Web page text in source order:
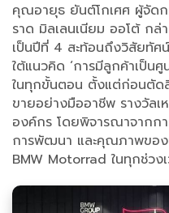
คุณอายุธ ยันต์โกเศศ ผู้จัดก
ราด มิลเลนเนียม ออโต้ กล่
เป็นปีที่ 4 สะท้อนถึงวิสัยทัศ
ใต้แนวคิด ‘การมีลูกค้าเป็น
ในทุกขั้นตอน ตั้งแต่ก่อนตัด
ขายอย่างมืออาชีพ รางวัล
องค์กร โดยพิจารณาจากกา
การพัฒนา และคุณภาพขอ
BMW Motorrad ในทุกช่วงเ